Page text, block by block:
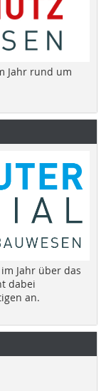
Jahr rund um
Jahr über das
dabei
an.